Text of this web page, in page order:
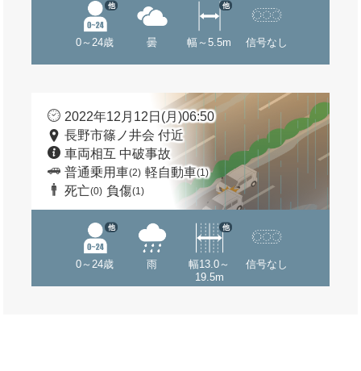
0～24歳
他
曇 幅～5.5m
他
信号なし
2022年12月12日(月)06:50
長野市篠ノ井会 付近
車両相互 中破事故
普通乗用車(2) 軽自動車(1)
死亡(0) 負傷(1)
0～24歳
他
雨
幅13.0～
19.5m
他
信号なし